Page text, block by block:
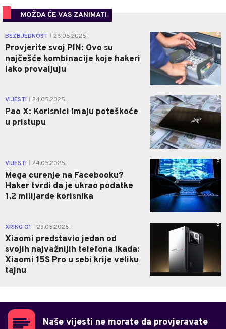
MOŽDA ĆE VAS ZANIMATI
BEZBJEDNOST 26.05.2025.
Provjerite svoj PIN: Ovo su
najčešće kombinacije koje hakeri
lako provaljuju
0
VIJESTI 24.05.2025.
Pao X: Korisnici imaju poteškoće
u pristupu
0
VIJESTI 24.05.2025.
Mega curenje na Facebooku?
Haker tvrdi da je ukrao podatke
1,2 milijarde korisnika
0
XRING O1 23.05.2025.
Xiaomi predstavio jedan od
svojih najvažnijih telefona ikada:
Xiaomi 15S Pro u sebi krije veliku
tajnu
0
Naše vijesti ne morate da provjeravate